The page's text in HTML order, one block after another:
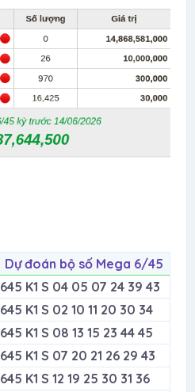
Dự đoán bộ số Mega 6/45
645 K1 S 04 05 07 24 39 43
645 K1 S 02 10 11 20 30 34
645 K1 S 08 13 15 23 44 45
645 K1 S 07 20 21 26 29 43
645 K1 S 12 19 25 30 31 36